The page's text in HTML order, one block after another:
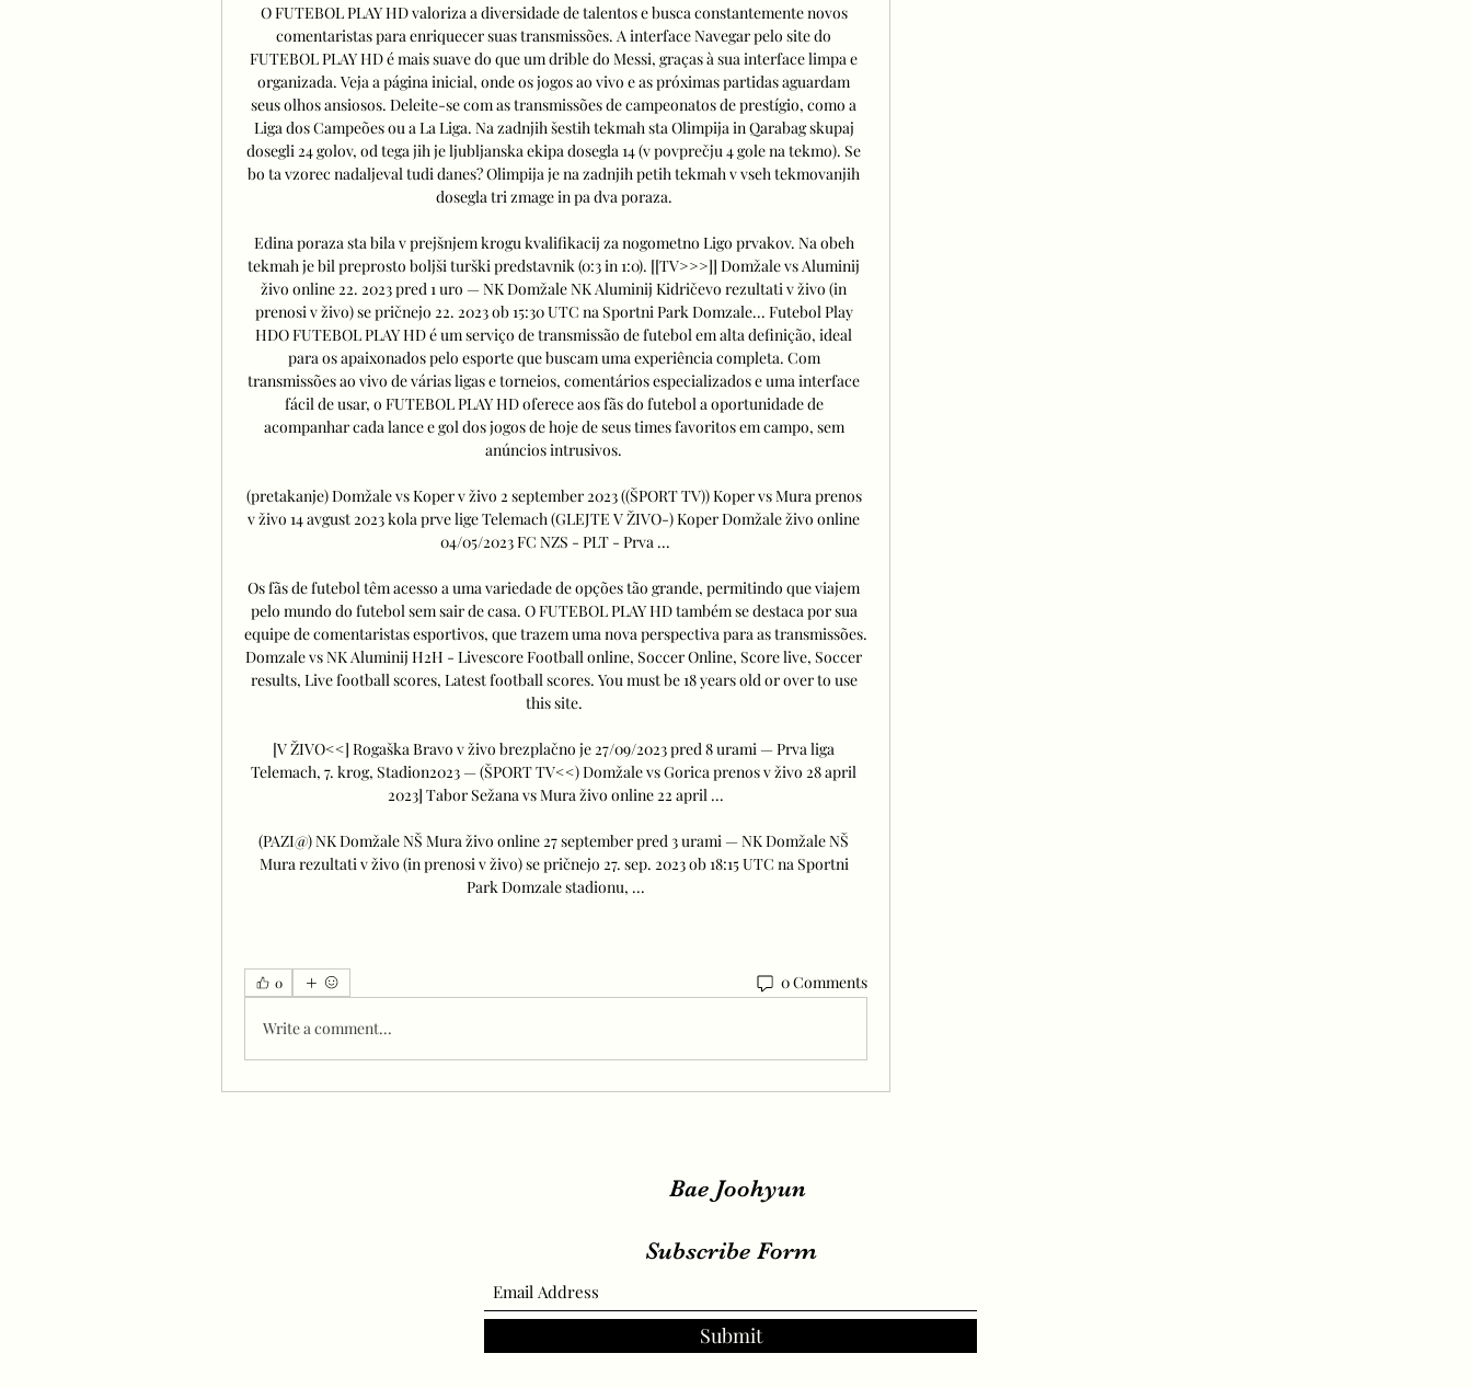
O FUTEBOL PLAY HD valoriza a diversidade de talentos e busca constantemente novos
comentaristas para enriquecer suas transmissões. A interface Navegar pelo site do
FUTEBOL PLAY HD é mais suave do que um drible do Messi, graças à sua interface limpa e
organizada. Veja a página inicial, onde os jogos ao vivo e as próximas partidas aguardam
seus olhos ansiosos. Deleite-se com as transmissões de campeonatos de prestígio, como a
Liga dos Campeões ou a La Liga. Na zadnjih šestih tekmah sta Olimpija in Qarabag skupaj
dosegli 24 golov, od tega jih je ljubljanska ekipa dosegla 14 (v povprečju 4 gole na tekmo). Se
bo ta vzorec nadaljeval tudi danes? Olimpija je na zadnjih petih tekmah v vseh tekmovanjih
dosegla tri zmage in pa dva poraza.
Edina poraza sta bila v prejšnjem krogu kvalifikacij za nogometno Ligo prvakov. Na obeh
tekmah je bil preprosto boljši turški predstavnik (0:3 in 1:0). [[TV>>>]] Domžale vs Aluminij
živo online 22. 2023 pred 1 uro — NK Domžale NK Aluminij Kidričevo rezultati v živo (in
prenosi v živo) se pričnejo 22. 2023 ob 15:30 UTC na Sportni Park Domzale... Futebol Play
HDO FUTEBOL PLAY HD é um serviço de transmissão de futebol em alta definição, ideal
para os apaixonados pelo esporte que buscam uma experiência completa. Com
transmissões ao vivo de várias ligas e torneios, comentários especializados e uma interface
fácil de usar, o FUTEBOL PLAY HD oferece aos fãs do futebol a oportunidade de
acompanhar cada lance e gol dos jogos de hoje de seus times favoritos em campo, sem
anúncios intrusivos.
(pretakanje) Domžale vs Koper v živo 2 september 2023 ((ŠPORT TV)) Koper vs Mura prenos
v živo 14 avgust 2023 kola prve lige Telemach (GLEJTE V ŽIVO-) Koper Domžale živo online
04/05/2023 FC NZS - PLT - Prva ...
Os fãs de futebol têm acesso a uma variedade de opções tão grande, permitindo que viajem
pelo mundo do futebol sem sair de casa. O FUTEBOL PLAY HD também se destaca por sua
equipe de comentaristas esportivos, que trazem uma nova perspectiva para as transmissões.
Domzale vs NK Aluminij H2H - Livescore Football online, Soccer Online, Score live, Soccer
results, Live football scores, Latest football scores. You must be 18 years old or over to use
this site.
[V ŽIVO<<] Rogaška Bravo v živo brezplačno je 27/09/2023 pred 8 urami — Prva liga
Telemach, 7. krog, Stadion2023 — (ŠPORT TV<<) Domžale vs Gorica prenos v živo 28 april
2023] Tabor Sežana vs Mura živo online 22 april ...
(PAZI@) NK Domžale NŠ Mura živo online 27 september pred 3 urami — NK Domžale NŠ
Mura rezultati v živo (in prenosi v živo) se pričnejo 27. sep. 2023 ob 18:15 UTC na Sportni
Park Domzale stadionu, ...
0 0 Comments
Write a comment...
Bae Joohyun
Subscribe Form
Submit